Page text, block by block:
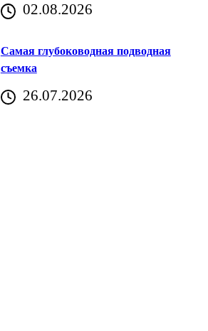
02.08.2026
Самая глубоководная подводная
съемка
26.07.2026